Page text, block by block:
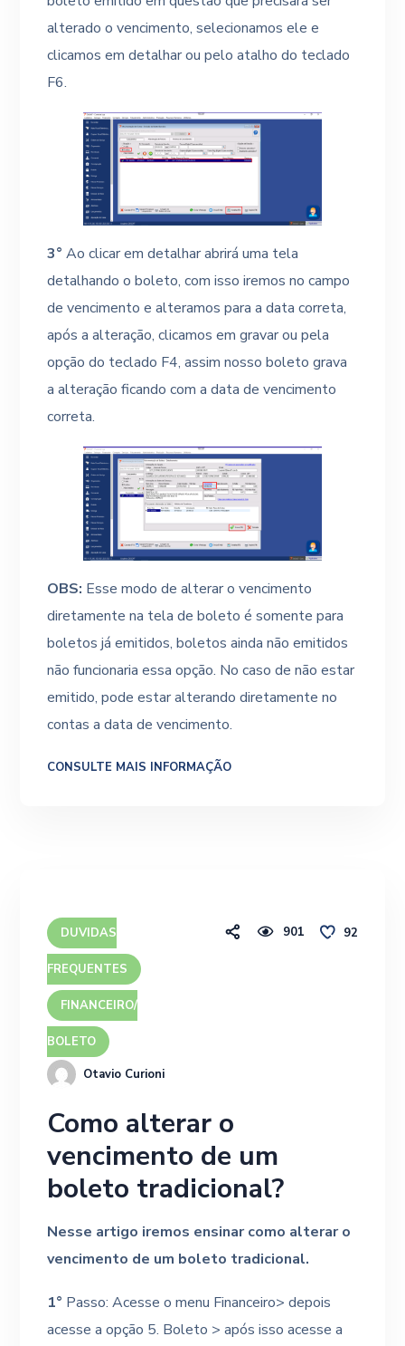
alterado o vencimento, selecionamos ele e
clicamos em detalhar ou pelo atalho do teclado
F6.
3° Ao clicar em detalhar abrirá uma tela
detalhando o boleto, com isso iremos no campo
de vencimento e alteramos para a data correta,
após a alteração, clicamos em gravar ou pela
opção do teclado F4, assim nosso boleto grava
a alteração ficando com a data de vencimento
correta.
OBS: Esse modo de alterar o vencimento
diretamente na tela de boleto é somente para
boletos já emitidos, boletos ainda não emitidos
não funcionaria essa opção. No caso de não estar
emitido, pode estar alterando diretamente no
contas a data de vencimento.
CONSULTE MAIS INFORMAÇÃO
DUVIDAS
FREQUENTES
FINANCEIRO/
BOLETO
Otavio Curioni
901 92
Como alterar o
vencimento de um
boleto tradicional?
Nesse artigo iremos ensinar como alterar o
vencimento de um boleto tradicional.
1° Passo: Acesse o menu Financeiro> depois
acesse a opção 5. Boleto > após isso acesse a